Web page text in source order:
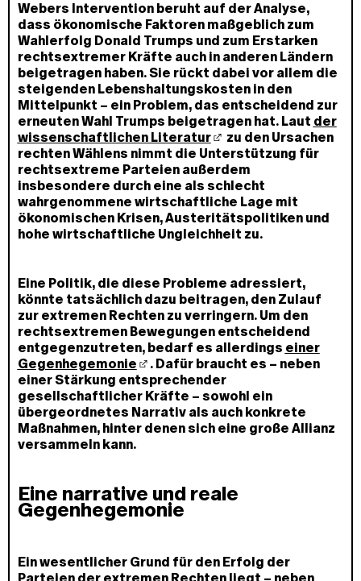
Webers Intervention beruht auf der Analyse,
dass ökonomische Faktoren maßgeblich zum
Wahlerfolg Donald Trumps und zum Erstarken
rechtsextremer Kräfte auch in anderen Ländern
beigetragen haben. Sie rückt dabei vor allem die
steigenden Lebenshaltungskosten in den
Mittelpunkt – ein Problem, das entscheidend zur
erneuten Wahl Trumps beigetragen hat. Laut der
wissenschaftlichen Literatur
zu den Ursachen
rechten Wählens nimmt die Unterstützung für
rechtsextreme Parteien außerdem
insbesondere durch eine als schlecht
wahrgenommene wirtschaftliche Lage mit
ökonomischen Krisen, Austeritätspolitiken und
hohe wirtschaftliche Ungleichheit zu.
Eine Politik, die diese Probleme adressiert,
könnte tatsächlich dazu beitragen, den Zulauf
zur extremen Rechten zu verringern. Um den
rechtsextremen Bewegungen entscheidend
entgegenzutreten, bedarf es allerdings einer
Gegenhegemonie
. Dafür braucht es – neben
einer Stärkung entsprechender
gesellschaftlicher Kräfte – sowohl ein
übergeordnetes Narrativ als auch konkrete
Maßnahmen, hinter denen sich eine große Allianz
versammeln kann.
Eine narrative und reale
Gegenhegemonie
Ein wesentlicher Grund für den Erfolg der